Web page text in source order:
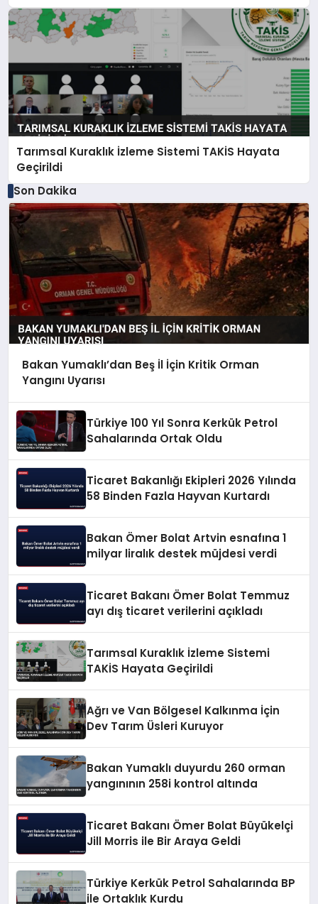
Tarımsal Kuraklık İzleme Sistemi TAKİS Hayata
Geçirildi
Son Dakika
Bakan Yumaklı’dan Beş İl İçin Kritik Orman
Yangını Uyarısı
Türkiye 100 Yıl Sonra Kerkük Petrol
Sahalarında Ortak Oldu
Ticaret Bakanlığı Ekipleri 2026 Yılında
58 Binden Fazla Hayvan Kurtardı
Bakan Ömer Bolat Artvin esnafına 1
milyar liralık destek müjdesi verdi
Ticaret Bakanı Ömer Bolat Temmuz
ayı dış ticaret verilerini açıkladı
Tarımsal Kuraklık İzleme Sistemi
TAKİS Hayata Geçirildi
Ağrı ve Van Bölgesel Kalkınma İçin
Dev Tarım Üsleri Kuruyor
Bakan Yumaklı duyurdu 260 orman
yangınının 258i kontrol altında
Ticaret Bakanı Ömer Bolat Büyükelçi
Jill Morris ile Bir Araya Geldi
Türkiye Kerkük Petrol Sahalarında BP
ile Ortaklık Kurdu